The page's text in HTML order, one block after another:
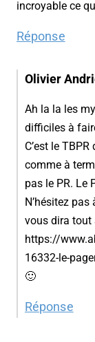
incroyable ce
Réponse
Olivier
Ah la la les
difficiles à
C’est le
comme à
pas le PR. Le
N’hésitez
vous dira tout
https://
16332-le-
🙂
Réponse